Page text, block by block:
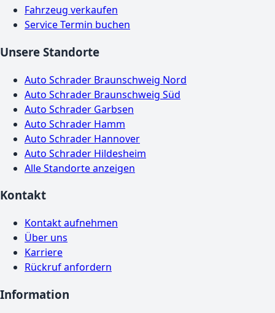
Fahrzeug verkaufen
Service Termin buchen
Unsere Standorte
Auto Schrader Braunschweig Nord
Auto Schrader Braunschweig Süd
Auto Schrader Garbsen
Auto Schrader Hamm
Auto Schrader Hannover
Auto Schrader Hildesheim
Alle Standorte anzeigen
Kontakt
Kontakt aufnehmen
Über uns
Karriere
Rückruf anfordern
Information